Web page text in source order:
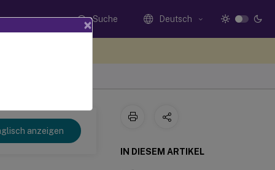
Suche Deutsch
anzeigen
IN DIESEM ARTIKEL
×